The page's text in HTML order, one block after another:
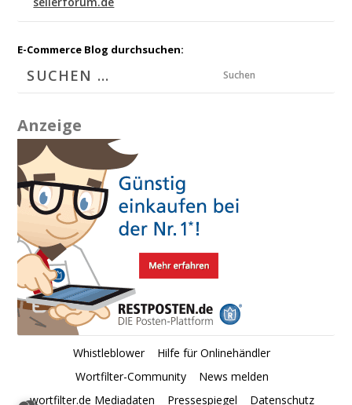
E-Commerce Blog durchsuchen:
Suchen
Anzeige
Whistleblower
Hilfe für Onlinehändler
Wortfilter-Community
News melden
wortfilter.de Mediadaten
Pressespiegel Datenschutz